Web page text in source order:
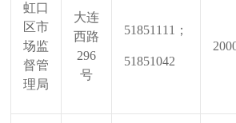
虹口
区市
场监
督管
理局
大连
西路
296
号
51851111；
51851042